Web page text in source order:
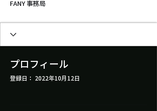
FANY 事務局
プロフィール
登録日： 2022年10月12日